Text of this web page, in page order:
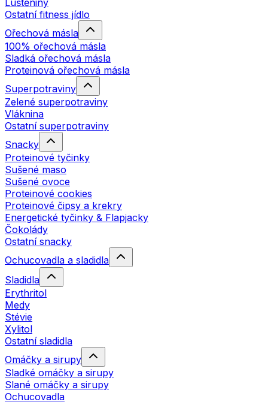
Luštěniny
Ostatní fitness jídlo
Ořechová másla
100% ořechová másla
Sladká ořechová másla
Proteinová ořechová másla
Superpotraviny
Zelené superpotraviny
Vláknina
Ostatní superpotraviny
Snacky
Proteinové tyčinky
Sušené maso
Sušené ovoce
Proteinové cookies
Proteinové čipsy a krekry
Energetické tyčinky & Flapjacky
Čokolády
Ostatní snacky
Ochucovadla a sladidla
Sladidla
Erythritol
Medy
Stévie
Xylitol
Ostatní sladidla
Omáčky a sirupy
Sladké omáčky a sirupy
Slané omáčky a sirupy
Ochucovadla